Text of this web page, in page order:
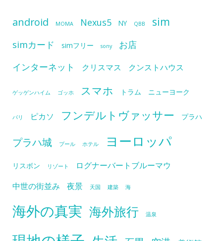
android MOMA Nexus5 NY QBB sim
simカード simフリー sony
お店
インターネット
クリスマス クンストハウス
ゲッゲンハイム ゴッホ スマホ トラム ニューヨーク
パリ ピカソ フンデルトヴァッサー プラハ
プラハ城 プール ホテル ヨーロッパ
リスボン リゾート
ログナーバートブルーマウ
中世の街並み
夜景 天国 建築 海
海外の真実 海外旅行 温泉